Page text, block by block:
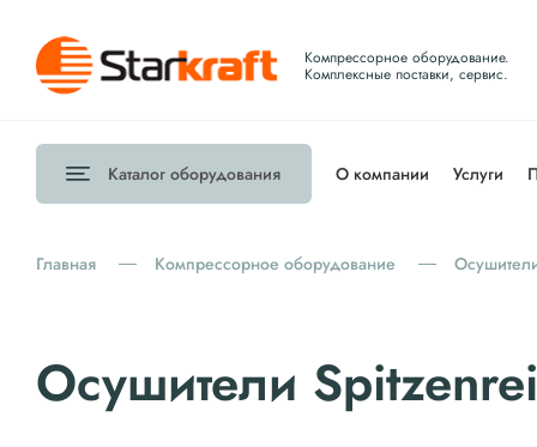
Компрессорное оборудование.
Комплексные поставки, сервис.
Каталог оборудования О компании Услуги
Главная Компрессорное оборудование
Осушители